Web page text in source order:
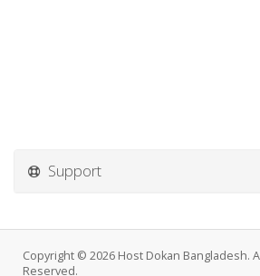
Support
Copyright © 2026 Host Dokan Bangladesh.
Reserved.